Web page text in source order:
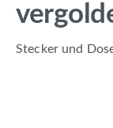
Stecker und